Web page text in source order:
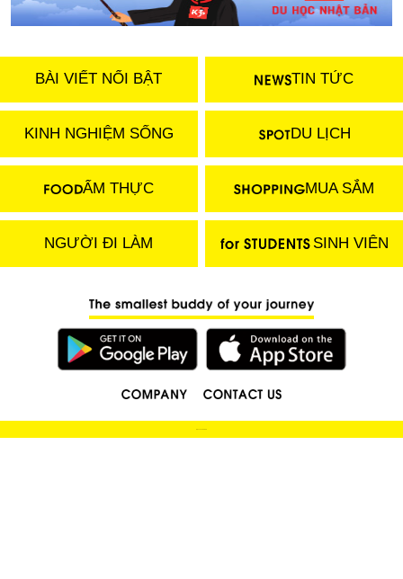
BÀI VIẾT NỔI BẬT TIN TỨC
KINH NGHIỆM SỐNG DU LỊCH
ẨM THỰC MUA SẮM
NGƯỜI ĐI LÀM SINH VIÊN